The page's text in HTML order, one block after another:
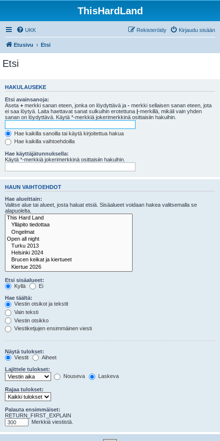
ThisHardLand
UKK Kirjaudu sisään
Rekisteröidy
Etusivu Etsi
Etsi
HAKULAUSEKE
Etsi avainsanoja:
Aseta + merkki sanan eteen, jonka on löydyttävä ja - merkki sellaisen sanan eteen, jota
ei saa löytyä. Laita haettavat sanat sulkuihin erotettuna |-merkillä, mikäli vain yhden
sanan on löydyttävä. Käytä *-merkkiä jokerimerkkinä osittaisiin hakuihin.
Hae kaikilla sanoilla tai käytä kirjoitettua hakua
Hae kaikilla vaihtoehdoilla
Hae käyttäjätunnuksella:
Käytä *-merkkiä jokerimerkkinä osittaisiin hakuihin.
HAUN VAIHTOEHDOT
Hae alueittain:
Valitse alue tai alueet, josta haluat etsiä. Sisäalueet voidaan hakea valitsemalla se
alapuolelta.
Etsi sisäalueet:
Kyllä
Ei
Hae täältä:
Viestin otsikot ja tekstit
Vain teksti
Viestin otsikko
Viestiketjujen ensimmäinen viesti
Näytä tulokset:
Viestit
Aiheet
Lajittele tulokset:
Nouseva
Laskeva
Rajaa tulokset:
Palauta ensimmäiset:
RETURN_FIRST_EXPLAIN
Merkkiä viestistä.